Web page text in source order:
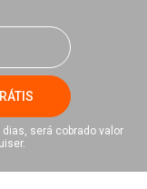
será cobrado valor